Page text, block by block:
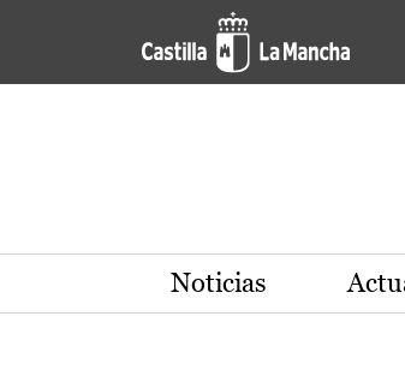
Pasar al contenido principal
Noticias